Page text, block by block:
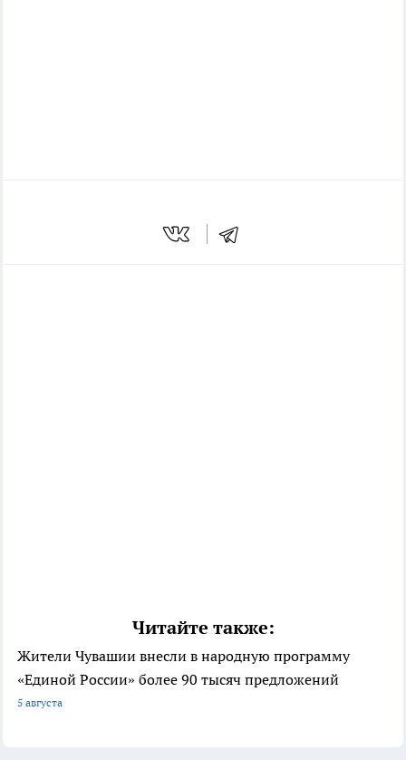
Читайте также:
Жители Чувашии внесли в народную программу
«Единой России» более 90 тысяч предложений
5 августа